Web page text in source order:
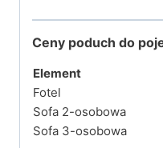
Ceny poduch do
Element
Fotel
Sofa 2-osobowa
Sofa 3-osobowa